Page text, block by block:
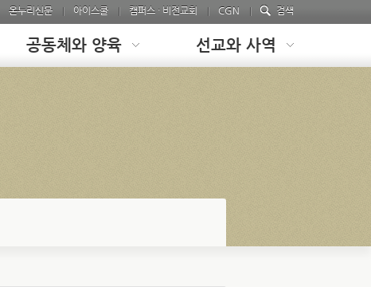
온누리신문 아이스쿨 캠퍼스 · 비전교회 CGN 검색
공동체와 양육 선교와 사역